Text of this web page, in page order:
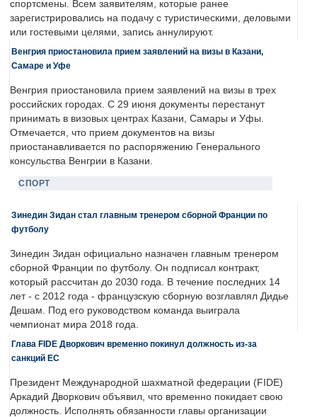
спортсмены. Всем заявителям, которые ранее
зарегистрировались на подачу с туристическими, деловыми
или гостевыми целями, запись аннулируют.
Венгрия приостановила прием заявлений на визы в Казани,
Самаре и Уфе
Венгрия приостановила прием заявлений на визы в трех
российских городах. С 29 июня документы перестанут
принимать в визовых центрах Казани, Самары и Уфы.
Отмечается, что прием документов на визы
приостанавливается по распоряжению Генерального
консульства Венгрии в Казани.
СПОРТ
Зинедин Зидан стал главным тренером сборной Франции по
футболу
Зинедин Зидан официально назначен главным тренером
сборной Франции по футболу. Он подписал контракт,
который рассчитан до 2030 года. В течение последних 14
лет - с 2012 года - французскую сборную возглавлял Дидье
Дешам. Под его руководством команда выиграла
чемпионат мира 2018 года.
Глава FIDE Дворкович временно покинул должность из-за
санкций ЕС
Президент Международной шахматной федерации (FIDE)
Аркадий Дворкович объявил, что временно покидает свою
должность. Исполнять обязанности главы организации